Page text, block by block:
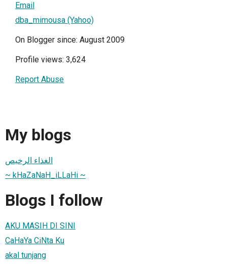
Email
dba_mimousa (Yahoo)
On Blogger since: August 2009
Profile views: 3,624
Report Abuse
My blogs
الغذاء الرخيص
~ kHaZaNaH_iLLaHi ~
Blogs I follow
AKU MASIH DI SINI
CaHaYa CiNta Ku
akal tunjang